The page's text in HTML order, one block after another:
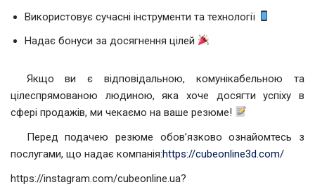
Використовує сучасні інструменти та технології
Надає бонуси за досягнення цілей
Якщо ви є відповідальною, комунікабельною та
цілеспрямованою людиною, яка хоче досягти успіху в
сфері продажів, ми чекаємо на ваше резюме!
Перед подачею резюме обов’язково ознайомтесь з
послугами, що надає компанія:https://cubeonline3d.com/
https://instagram.com/cubeonline.ua?